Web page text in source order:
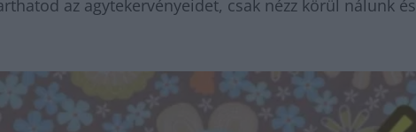
az agytekervényeidet, csak nézz körül nálunk és